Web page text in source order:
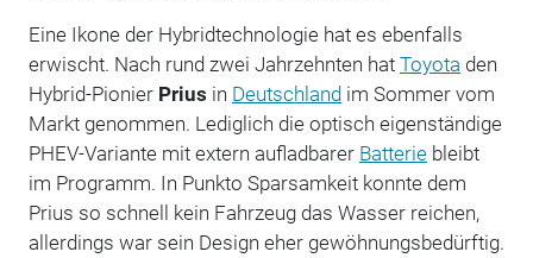
Eine Ikone der Hybridtechnologie hat es ebenfalls
erwischt. Nach rund zwei Jahrzehnten hat Toyota den
Hybrid-Pionier Prius in Deutschlandim Sommer vom
Markt genommen. Lediglich die optisch eigenständige
PHEV-Variante mit extern aufladbarer Batteriebleibt
im Programm. In Punkto Sparsamkeit konnte dem
Prius so schnell kein Fahrzeug das Wasser reichen,
allerdings war sein Design eher gewöhnungsbedürftig.